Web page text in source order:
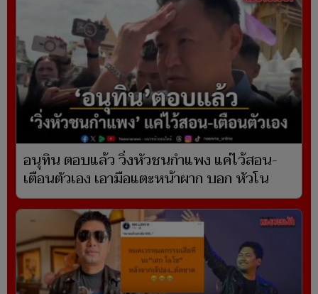
อนุทิน ตอบแล้ว วิ่งหัวชนกำแพง แค่ไว้สอน-
เตือนตัวเอง เอามือแตะหน้าผาก บอก หัวโน